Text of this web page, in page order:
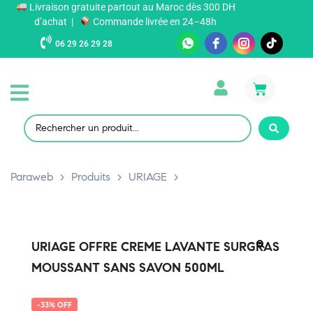
Livraison gratuite partout au Maroc dès 300 DH
d’achat |
Commande livrée en 24–48h
06 29 26 29 28
Paraweb > Produits > URIAGE >
URIAGE OFFRE CREME LAVANTE SURGRAS
MOUSSANT SANS SAVON 500ML
-33% OFF